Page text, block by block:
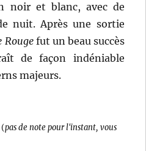
noir et blanc, avec de
nuit. Après une sortie
Rougefut un beau succès
de façon indéniable
majeurs.
(pas de note pour l'instant, vous